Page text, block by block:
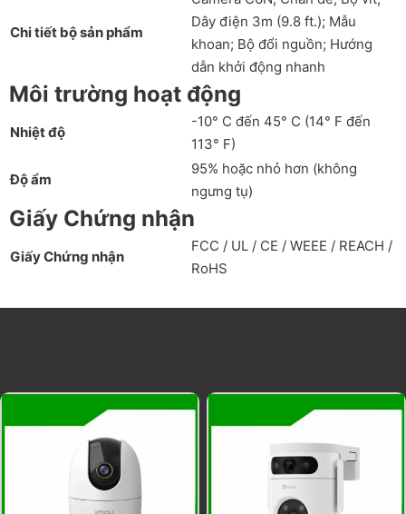
Chi tiết bộ sản phẩm
Dây điện 3m (9.8 ft.); Mẫu
khoan; Bộ đổi nguồn; Hướng
dẫn khởi động nhanh
Môi trường hoạt động
Nhiệt độ
-10° C đến 45° C (14° F đến
113° F)
Độ ẩm
95% hoặc nhỏ hơn (không
ngưng tụ)
Giấy Chứng nhận
Giấy Chứng nhận
FCC / UL / CE / WEEE / REACH /
RoHS